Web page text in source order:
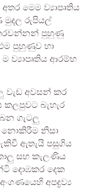
මෙම ව්‍යාපෘතිය
මුදල රුපියල්
පුහුණු
පුහුණුව හා
ව්‍යාපෘතිය ආරම්භ
වැඩ අවසන් කර
කලපුවට බැහැර
ගැටලු
නොකිරීම නිසා
ඇතැයි පසුගිය
සහ කැලණිය
දොඹකර දෙක
අපද්‍රව්‍ය